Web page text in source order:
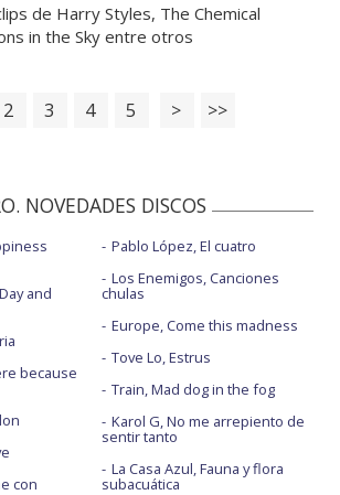
de Harry Styles, The Chemical
in the Sky entre otros
2 3 4 5 > >>
NOVEDADES DISCOS
and
because
con
Pablo López, El cuatro
Los Enemigos, Canciones
chulas
Europe, Come this madness
Tove Lo, Estrus
Train, Mad dog in the fog
Karol G, No me arrepiento de
sentir tanto
La Casa Azul, Fauna y flora
subacuática